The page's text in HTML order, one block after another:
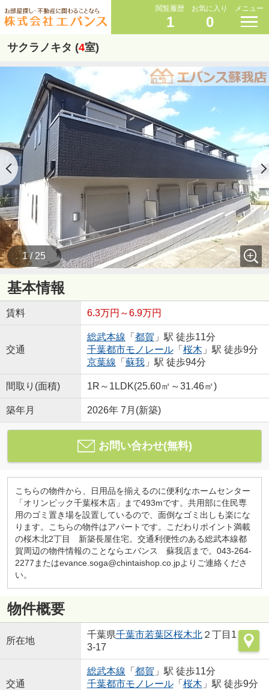
閲覧履歴
1
お気に入り
0
メニュー
サクラノキタ (4室)
1 / 25
基本情報
賃料 6.3万円～6.9万円
交通
総武本線 「 都賀 」駅 徒歩11分
千葉都市モノレール「 桜木 」駅 徒歩9分
京葉線 「 蘇我」駅 徒歩94分
間取り(面積) 1R～1LDK(25.60㎡～31.46㎡)
築年月 2026年 7月(新築)
お問い合わせ(無料)
こちらの物件から、日用品を揃えるのに便利なホームセンター
「オリンピック千葉桜木店」まで493mです。共用部に住民専
用のゴミ置き場を設置しているので、面倒なゴミ出しも楽にな
ります。こちらの物件はアパートです。こだわりポイント満載
の桜木北2丁目 新築長屋住宅。交通利便性のある総武本線都
賀周辺の物件情報のことならエバンス 蘇我店まで。043-264-
2277またはevance.soga@chintaishop.co.jpよりご連絡くださ
い。
物件概要
所在地
千葉県千葉市若葉区桜木北２丁目1
3-17
交通
総武本線 「 都賀 」駅 徒歩11分
千葉都市モノレール「 桜木 」駅 徒歩9分